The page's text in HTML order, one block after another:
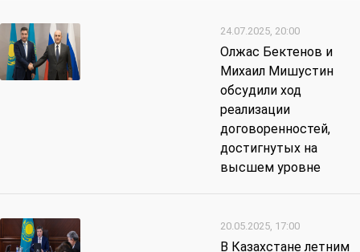
24.07.2025, 20:00
Олжас Бектенов и
Михаил Мишустин
обсудили ход
реализации
договоренностей,
достигнутых на
высшем уровне
20.05.2025, 17:00
В Казахстане летним